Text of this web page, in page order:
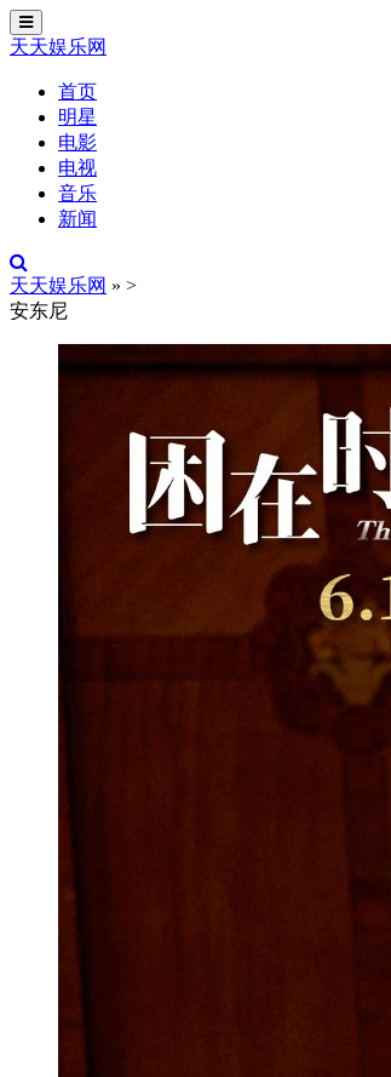
切
换
天天娱乐网
首页
明星
电影
电视
音乐
新闻
天天娱乐网 » >
安东尼